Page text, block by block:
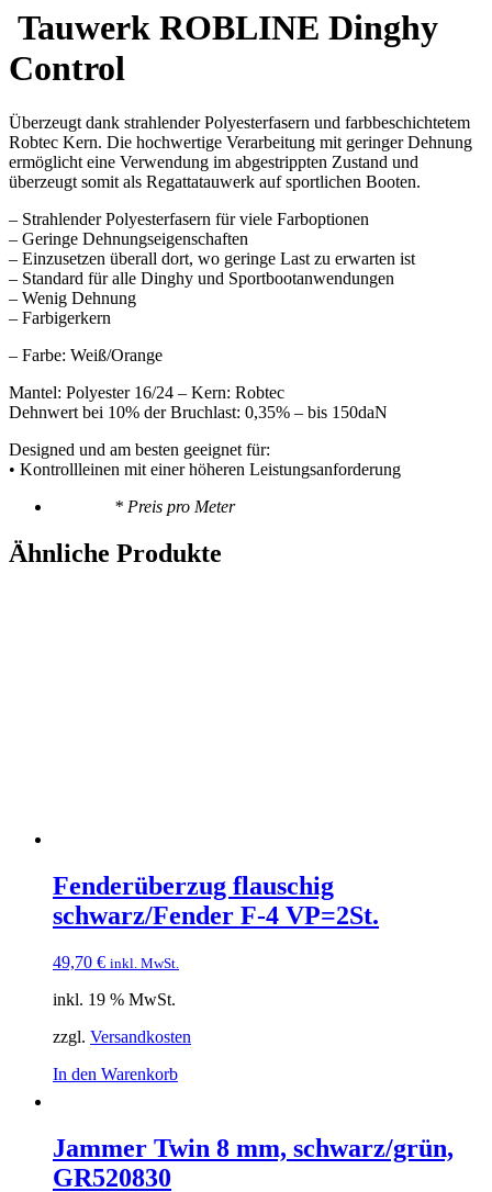
Tauwerk ROBLINE Dinghy
Control
Überzeugt dank strahlender Polyesterfasern und farbbeschichtetem
Robtec Kern. Die hochwertige Verarbeitung mit geringer Dehnung
ermöglicht eine Verwendung im abgestrippten Zustand und
überzeugt somit als Regattatauwerk auf sportlichen Booten.
– Strahlender Polyesterfasern für viele Farboptionen
– Geringe Dehnungseigenschaften
– Einzusetzen überall dort, wo geringe Last zu erwarten ist
– Standard für alle Dinghy und Sportbootanwendungen
– Wenig Dehnung
– Farbigerkern
– Farbe: Weiß/Orange
Mantel: Polyester 16/24 – Kern: Robtec
Dehnwert bei 10% der Bruchlast: 0,35% – bis 150daN
Designed und am besten geeignet für:
• Kontrollleinen mit einer höheren Leistungsanforderung
* Preis pro Meter
Ähnliche Produkte
Fenderüberzug flauschig
schwarz/Fender F-4 VP=2St.
49,70 € inkl. MwSt.
inkl. 19 % MwSt.
zzgl. Versandkosten
In den Warenkorb
Jammer Twin 8 mm, schwarz/grün,
GR520830